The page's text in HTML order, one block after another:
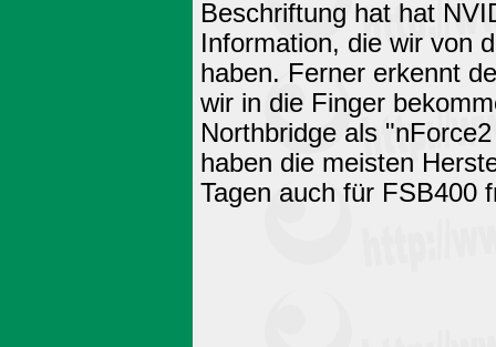
Beschriftung hat hat
Information, die wir von
haben. Ferner erkennt
wir in die Finger
Northbridge als
haben die meisten
Tagen auch für FSB400